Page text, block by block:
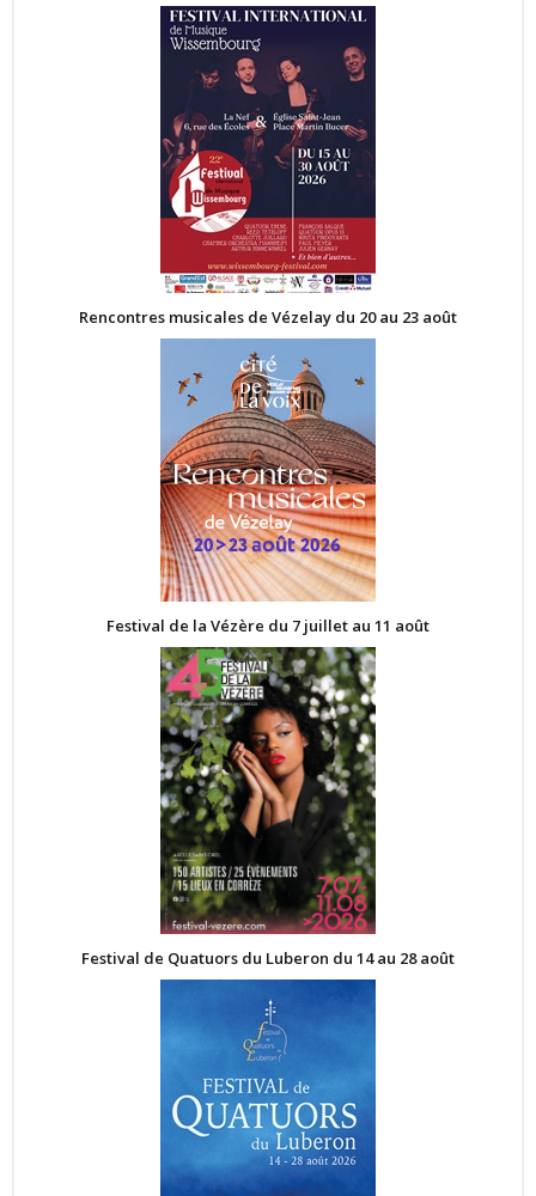
Rencontres musicales de Vézelay du 20 au 23 août
Festival de la Vézère du 7 juillet au 11 août
Festival de Quatuors du Luberon du 14 au 28 août